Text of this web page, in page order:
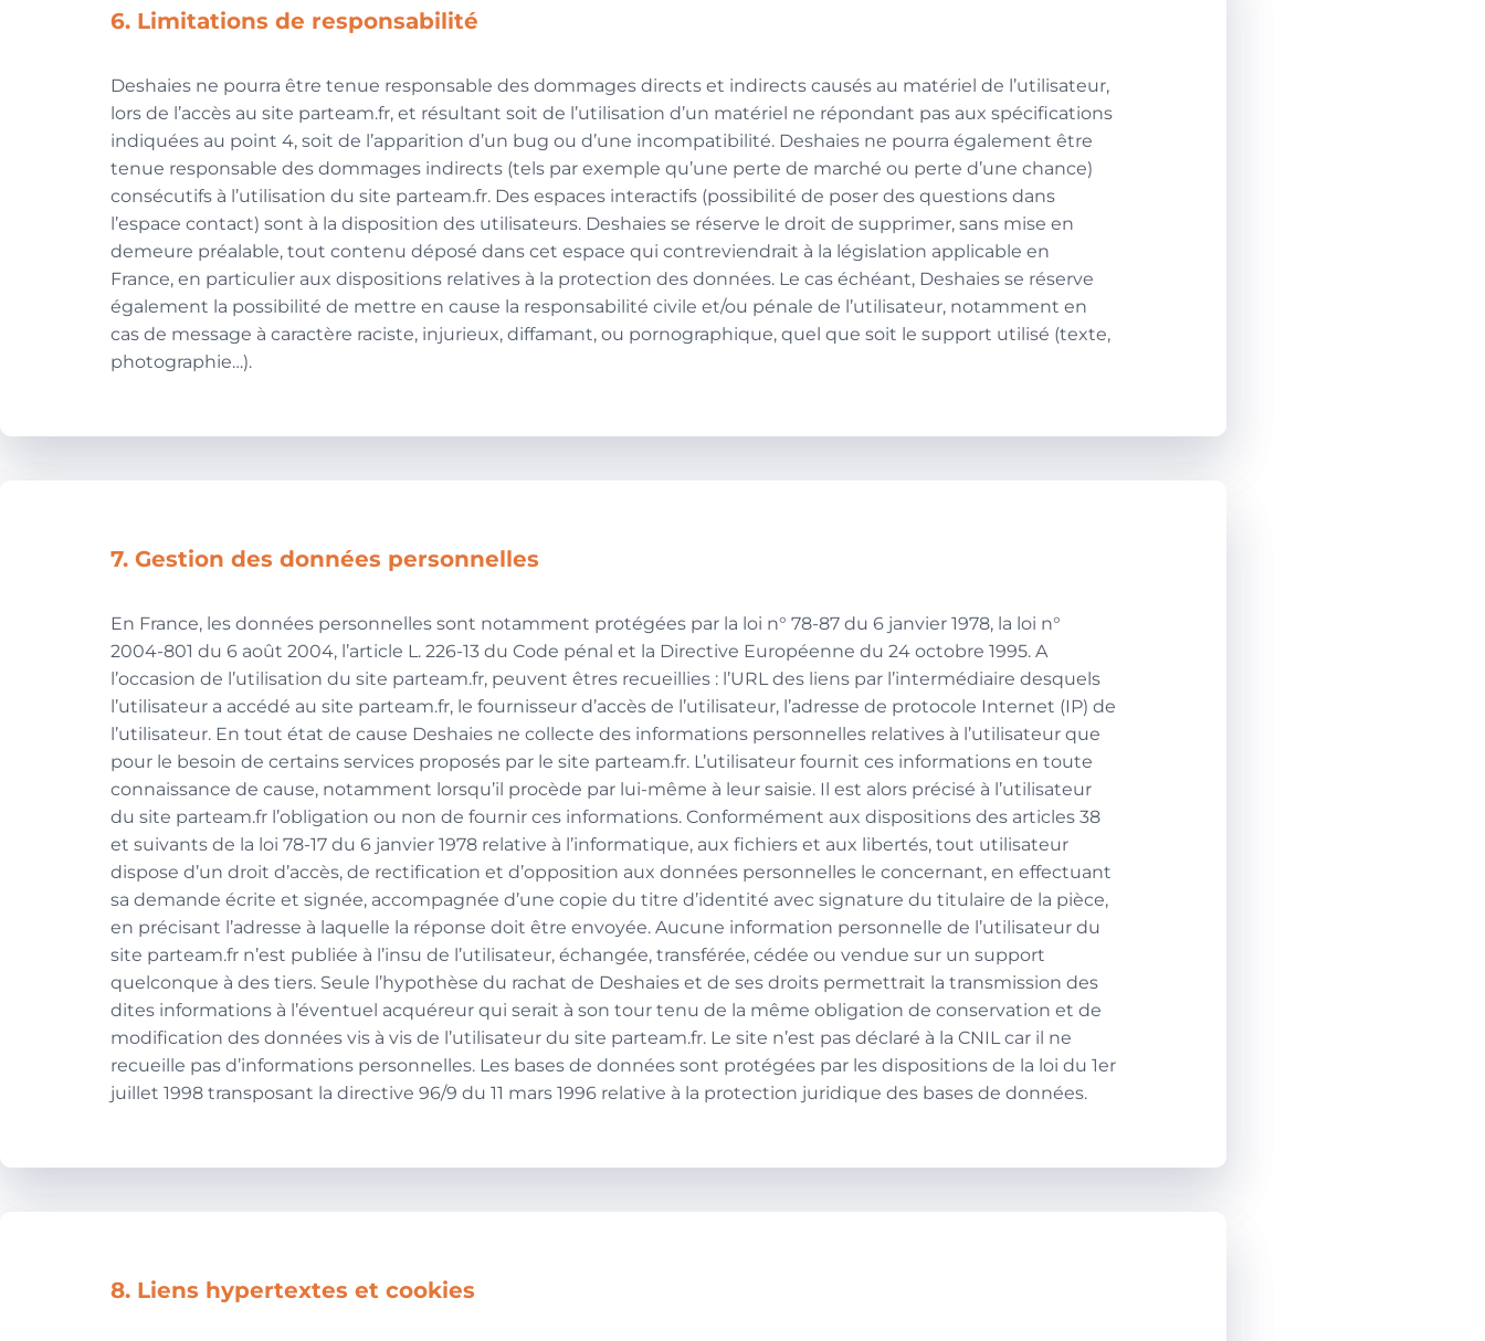
6. Limitations de responsabilité
Deshaies ne pourra être tenue responsable des dommages directs et indirects causés au matériel de l’utilisateur,
lors de l’accès au site parteam.fr, et résultant soit de l’utilisation d’un matériel ne répondant pas aux spécifications
indiquées au point 4, soit de l’apparition d’un bug ou d’une incompatibilité. Deshaies ne pourra également être
tenue responsable des dommages indirects (tels par exemple qu’une perte de marché ou perte d’une chance)
consécutifs à l’utilisation du site parteam.fr. Des espaces interactifs (possibilité de poser des questions dans
l’espace contact) sont à la disposition des utilisateurs. Deshaies se réserve le droit de supprimer, sans mise en
demeure préalable, tout contenu déposé dans cet espace qui contreviendrait à la législation applicable en
France, en particulier aux dispositions relatives à la protection des données. Le cas échéant, Deshaies se réserve
également la possibilité de mettre en cause la responsabilité civile et/ou pénale de l’utilisateur, notamment en
cas de message à caractère raciste, injurieux, diffamant, ou pornographique, quel que soit le support utilisé (texte,
photographie…).
7. Gestion des données personnelles
En France, les données personnelles sont notamment protégées par la loi n° 78-87 du 6 janvier 1978, la loi n°
2004-801 du 6 août 2004, l’article L. 226-13 du Code pénal et la Directive Européenne du 24 octobre 1995. A
l’occasion de l’utilisation du site parteam.fr, peuvent êtres recueillies : l’URL des liens par l’intermédiaire desquels
l’utilisateur a accédé au site parteam.fr, le fournisseur d’accès de l’utilisateur, l’adresse de protocole Internet (IP) de
l’utilisateur. En tout état de cause Deshaies ne collecte des informations personnelles relatives à l’utilisateur que
pour le besoin de certains services proposés par le site parteam.fr. L’utilisateur fournit ces informations en toute
connaissance de cause, notamment lorsqu’il procède par lui-même à leur saisie. Il est alors précisé à l’utilisateur
du site parteam.fr l’obligation ou non de fournir ces informations. Conformément aux dispositions des articles 38
et suivants de la loi 78-17 du 6 janvier 1978 relative à l’informatique, aux fichiers et aux libertés, tout utilisateur
dispose d’un droit d’accès, de rectification et d’opposition aux données personnelles le concernant, en effectuant
sa demande écrite et signée, accompagnée d’une copie du titre d’identité avec signature du titulaire de la pièce,
en précisant l’adresse à laquelle la réponse doit être envoyée. Aucune information personnelle de l’utilisateur du
site parteam.fr n’est publiée à l’insu de l’utilisateur, échangée, transférée, cédée ou vendue sur un support
quelconque à des tiers. Seule l’hypothèse du rachat de Deshaies et de ses droits permettrait la transmission des
dites informations à l’éventuel acquéreur qui serait à son tour tenu de la même obligation de conservation et de
modification des données vis à vis de l’utilisateur du site parteam.fr. Le site n’est pas déclaré à la CNIL car il ne
recueille pas d’informations personnelles. Les bases de données sont protégées par les dispositions de la loi du 1er
juillet 1998 transposant la directive 96/9 du 11 mars 1996 relative à la protection juridique des bases de données.
8. Liens hypertextes et cookies